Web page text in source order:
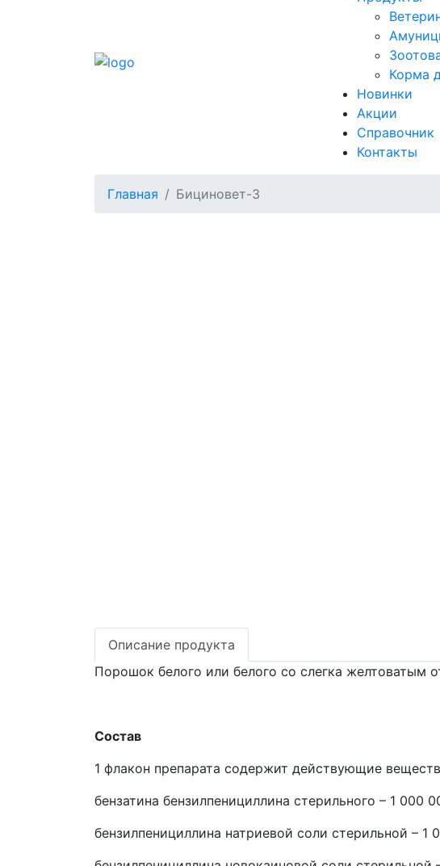
Корма
Новинки
Акции
Справочник
Контакты
Главная Бициновет-3
Описание продукта
Порошок белого или белого со слегка желтоватым
Состав
1 флакон препарата содержит действующие
бензатина бензилпенициллина стерильного – 1 000
бензилпенициллина натриевой соли стерильной – 1